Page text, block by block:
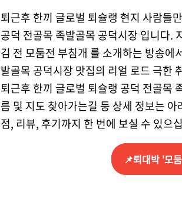
퇴근후 한끼 글로벌 퇴슐랭 현지 사람들
공덕 전골목 족발골목 공덕시장 입니다.
김 전 모둠전 부침개 를 소개하는 방송
발골목 공덕시장 맛집의 리얼 로드 극한
퇴근후 한끼 글로벌 퇴슐랭 공덕 전골목
름 및 지도 찾아가는길 등 상세 정보는
점, 리뷰, 후기까지 한 번에 보실 수 있으
📌퇴대박 '모